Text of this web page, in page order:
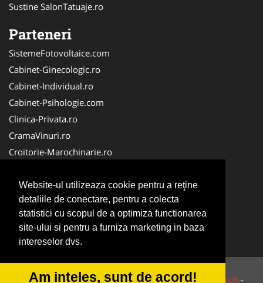
Website-ul utilizeaza cookie pentru a reţine
detaliile de conectare, pentru a colecta
statistici cu scopul de a optimiza functionarea
site-ului si pentru a furniza marketing in baza
intereselor dvs.
Am inteles, sunt de acord!
Sustine SalonTatuaje.ro
Parteneri
SistemeFotovoltaice.com
Cabinet-Ginecologic.ro
Cabinet-Individual.ro
Cabinet-Psihologie.com
Clinica-Privata.ro
CramaVinuri.ro
Croitorie-Marochinarie.ro
Birouri-Cadastru. Ro
Cardiologul.ro
Centru-Copiere.ro
InstalatiiSolare.com
© 2014-2026 Powered byVilonMedia&Tokaido Consult -